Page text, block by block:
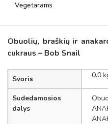
Vegetarams
Obuolių, braškių ir
cukraus – Bob Snail
Svoris 0.0
Sudedamosios
dalys